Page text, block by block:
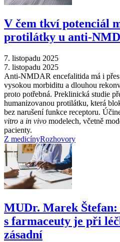
V čem tkví potenciál
protilátky u anti-
7. listopadu 2025
7. listopadu 2025
Anti-NMDAR encefalitida má i přes
vysokou morbiditu a dlouhou
proto potřebná. Preklinická studie
humanizovanou protilátku, která
bez narušení funkce receptoru.
vitro a in vivo modelech, včetně
pacienty.
Z medicínyRozhovory
MUDr. Marek Štefan:
s farmaceuty je při
zásadní